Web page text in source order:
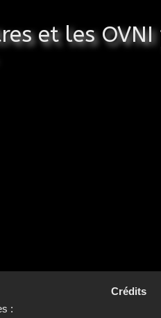
et les
:
Crédits